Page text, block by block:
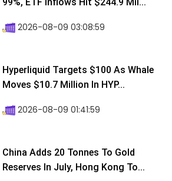
2026-08-09 03:08:59
Hyperliquid Targets $100 As Whale
Moves $10.7 Million In HYP...
2026-08-09 01:41:59
China Adds 20 Tonnes To Gold
Reserves In July, Hong Kong To...